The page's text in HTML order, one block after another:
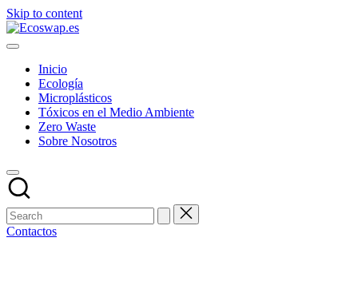
Skip to content
Inicio
Ecología
Microplásticos
Tóxicos en el Medio Ambiente
Zero Waste
Sobre Nosotros
Contactos